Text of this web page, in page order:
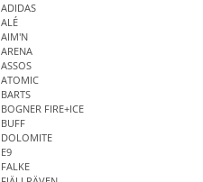
ADIDAS
ALÉ
AIM'N
ARENA
ASSOS
ATOMIC
BARTS
BOGNER FIRE+ICE
BUFF
DOLOMITE
E9
FALKE